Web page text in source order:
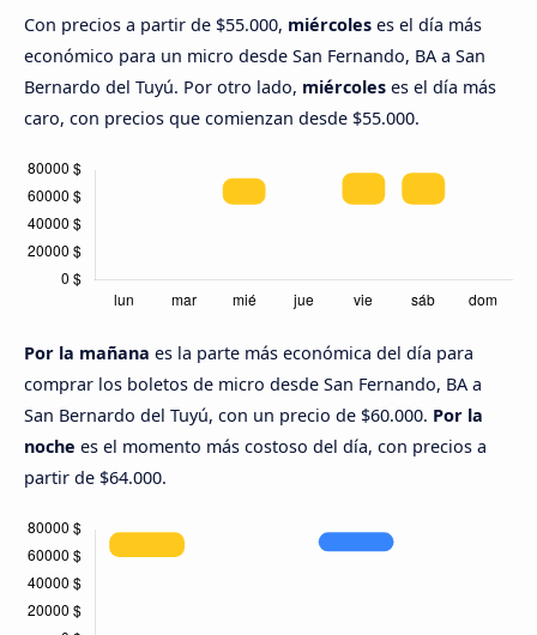
Con precios a partir de $55.000, miércoles es el día más
económico para un micro desde San Fernando, BA a San
Bernardo del Tuyú. Por otro lado, miércoles es el día más
caro, con precios que comienzan desde $55.000.
Por la mañana es la parte más económica del día para
comprar los boletos de micro desde San Fernando, BA a
San Bernardo del Tuyú, con un precio de $60.000. Por la
noche es el momento más costoso del día, con precios a
partir de $64.000.